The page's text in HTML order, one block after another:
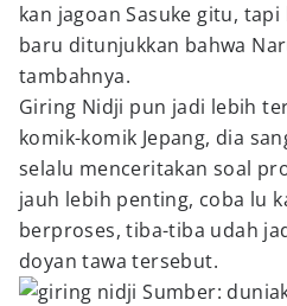
kan jagoan Sasuke gitu,
baru ditunjukkan bahwa
tambahnya.
Giring Nidji pun jadi lebih
komik-komik Jepang, dia
selalu menceritakan soal
jauh lebih penting, coba lu
berproses, tiba-tiba udah
doyan tawa tersebut.
Sumber: